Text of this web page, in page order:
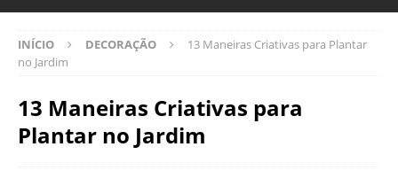
INÍCIO DECORAÇÃO
13 Maneiras Criativas para Plantar
no Jardim
13 Maneiras Criativas para
Plantar no Jardim